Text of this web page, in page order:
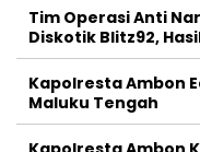
Tim Operasi Anti
Diskotik Blitz92,
Kapolresta Ambon
Maluku Tengah